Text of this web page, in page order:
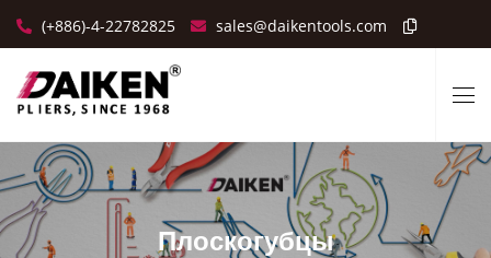
(+886)-4-22782825 sales@daikentools.com
Плоскогубцы